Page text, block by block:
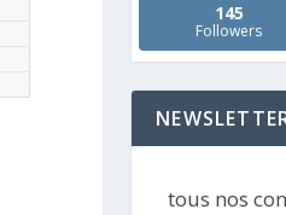
145
Followers
tous nos